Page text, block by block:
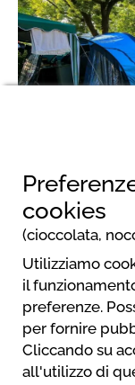
cookies
(cioccolata,
Utilizziamo
il
preferenze.
per fornire
Cliccando su
all'utilizzo di